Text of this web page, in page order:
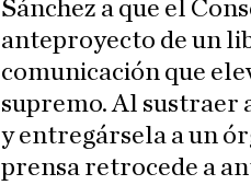
Sánchez a que el
anteproyecto de un
comunicación que
supremo. Al sustraer
y entregársela a un
prensa retrocede a